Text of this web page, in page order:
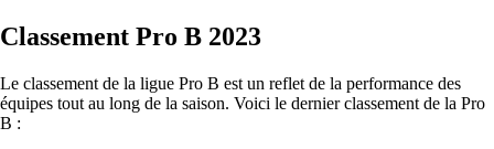
Classement Pro B 2023
Le classement de la ligue Pro B est un reflet de la performance des
équipes tout au long de la saison. Voici le dernier classement de la Pro
B :